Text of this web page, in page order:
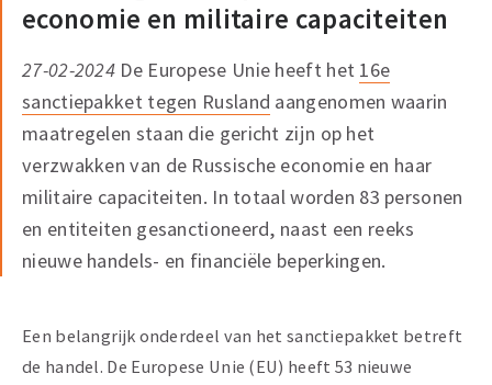
economie en militaire capaciteiten
27-02-2024 De Europese Unie heeft het 16e
sanctiepakket tegen Rusland aangenomen waarin
maatregelen staan die gericht zijn op het
verzwakken van de Russische economie en haar
militaire capaciteiten. In totaal worden 83 personen
en entiteiten gesanctioneerd, naast een reeks
nieuwe handels- en financiële beperkingen.
Een belangrijk onderdeel van het sanctiepakket betreft
de handel. De Europese Unie (EU) heeft 53 nieuwe